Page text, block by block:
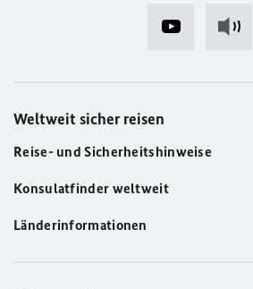
Weltweit sicher reisen
Reise- und Sicherheitshinweise
Konsulatfinder weltweit
Länderinformationen